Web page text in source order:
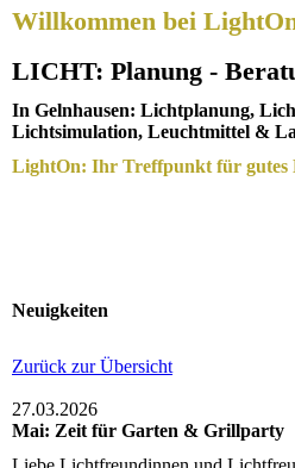
Willkommen bei
LICHT: Planung -
In Gelnhausen: Lichtplanung,
Lichtsimulation, Leuchtmittel &
LightOn: Ihr Treffpunkt für gutes
Neuigkeiten
Zurück zur Übersicht
27.03.2026
Mai: Zeit für Garten & Grillparty